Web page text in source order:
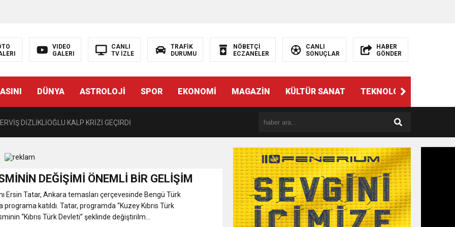
VIDEO
GALERI
CANLI
TV İZLE
TRAFİK
DURUMU
NÖBETÇİ
ECZANELER
CANLI
SONUÇLAR
HABER
GÖNDER
DÜNYA ASTROLOJİ SPOR EKONOMİ MAGAZİN KÜLTÜR SANAT TEKNOLOJİ
HAMİTKÖY BARAJINDA TEC*V*Z İDDİASI
KALDIRILDI!
DİZLİKLİOĞLU KALP KRİZİ GEÇİRDİ
KARARNAME İLE KALMAYACAK MECLİSTEN GEÇECEK
15.30’DA AÇIKLAYACAĞIZ”
EDEN BİR KARARNAME”
DEĞİŞİMİ ÖNEMLİ BİR GELİŞİM
Ersin Tatar, Ankara temasları çerçevesinde Bengü Türk
katıldı. Tatar, programda “Kuzey Kıbrıs Türk
“Kıbrıs Türk Devleti” şeklinde değiştirilm...